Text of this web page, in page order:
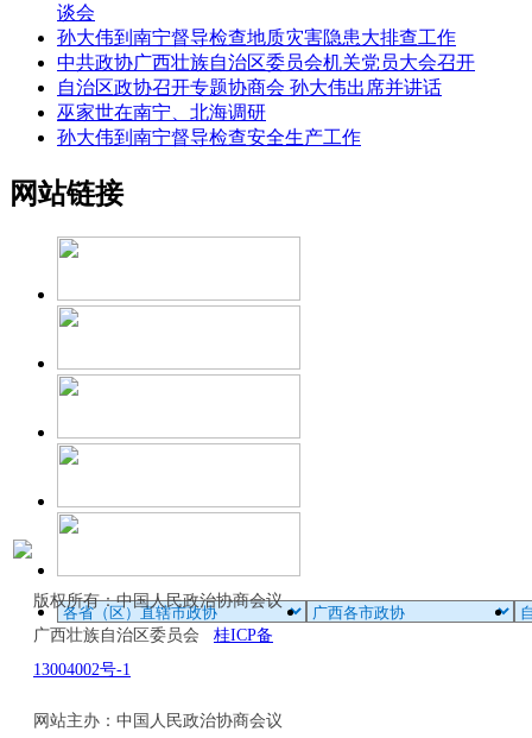
谈会
孙大伟到南宁督导检查地质灾害隐患大排查工作
中共政协广西壮族自治区委员会机关党员大会召开
自治区政协召开专题协商会 孙大伟出席并讲话
巫家世在南宁、北海调研
孙大伟到南宁督导检查安全生产工作
网站链接
版权所有：中国人民政治协商会议
广西壮族自治区委员会 桂ICP备
13004002号-1
网站主办：中国人民政治协商会议